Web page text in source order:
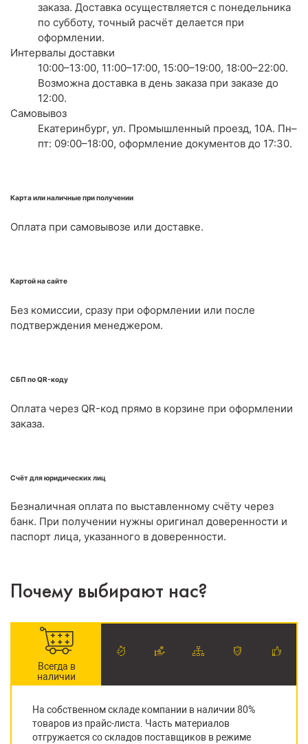
заказа. Доставка осуществляется с понедельника
по субботу, точный расчёт делается при
оформлении.
Интервалы доставки
10:00–13:00, 11:00–17:00, 15:00–19:00, 18:00–22:00.
Возможна доставка в день заказа при заказе до
12:00.
Самовывоз
Екатеринбург, ул. Промышленный проезд, 10А. Пн–
пт: 09:00–18:00, оформление документов до 17:30.
Карта или наличные при получении
Оплата при самовывозе или доставке.
Картой на сайте
Без комиссии, сразу при оформлении или после
подтверждения менеджером.
СБП по QR-коду
Оплата через QR-код прямо в корзине при оформлении
заказа.
Счёт для юридических лиц
Безналичная оплата по выставленному счёту через
банк. При получении нужны оригинал доверенности и
паспорт лица, указанного в доверенности.
Почему выбирают нас?
Всегда в
наличии
На собственном складе компании в наличии 80%
товаров из прайс-листа. Часть материалов
отгружается со складов поставщиков в режиме